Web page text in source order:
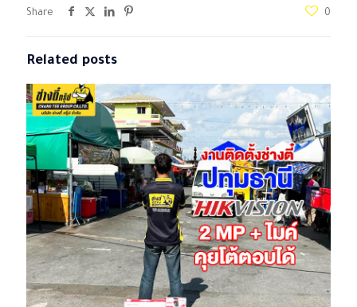
Share 0
Related posts